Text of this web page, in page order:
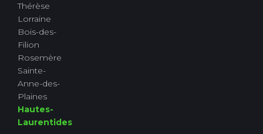
Thérèse
Lorraine
Bois-des-
Filion
Rosemère
Sainte-
Anne-des-
Plaines
Hautes-
Laurentides